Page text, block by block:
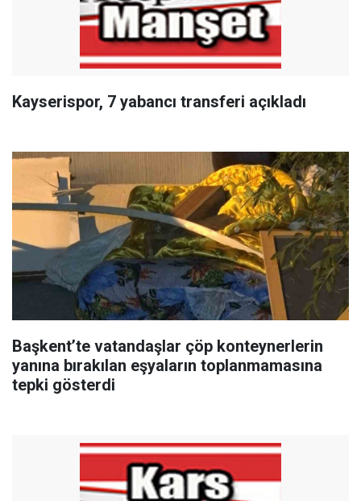
Kayserispor, 7 yabancı transferi açıkladı
Başkent’te vatandaşlar çöp konteynerlerin
yanına bırakılan eşyaların toplanmamasına
tepki gösterdi